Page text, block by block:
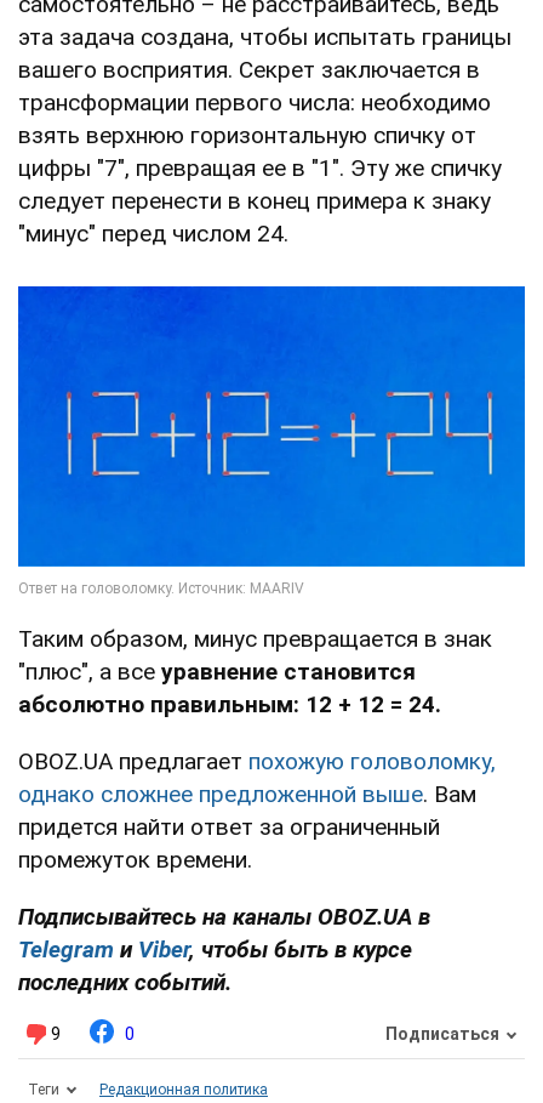
эта задача создана, чтобы испытать границы
вашего восприятия. Секрет заключается в
трансформации первого числа: необходимо
взять верхнюю горизонтальную спичку от
цифры "7", превращая ее в "1". Эту же спичку
следует перенести в конец примера к знаку
"минус" перед числом 24.
Таким образом, минус превращается в знак
"плюс", а все уравнение становится
абсолютно правильным: 12 + 12 = 24.
OBOZ.UA предлагает похожую головоломку,
однако сложнее предложенной выше. Вам
придется найти ответ за ограниченный
промежуток времени.
Подписывайтесь на каналы OBOZ.UA в
Telegram и Viber, чтобы быть в курсе
последних событий.
9 0 Подписаться
Теги Редакционная политика